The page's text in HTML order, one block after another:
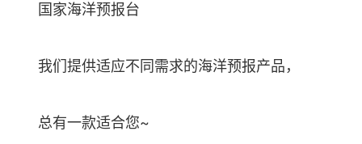
国家海洋预报台
我们提供适应不同需求的海洋预报产品，
总有一款适合您~